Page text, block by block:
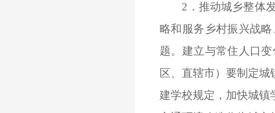
2．推动城乡整体发
略和服务乡村振兴战
题。建立与常住人口
区、直辖市）要制定
建学校规定，加快城镇